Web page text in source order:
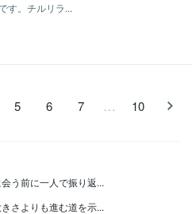
す。チルリラ...
5 6 7 … 10
う前に一人で振り返...
さよりも進む道を示...